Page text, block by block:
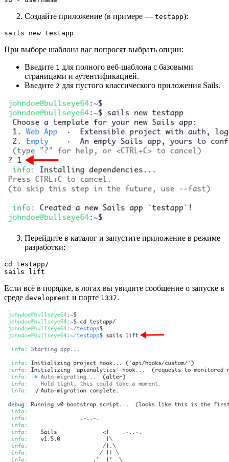
Создайте приложение (в примере — testapp):
sails new testapp
При выборе шаблона вас попросят выбрать опции:
Введите 1 для полного веб‑шаблона с базовыми
страницами и аутентификацией.
Введите 2 для пустого классического приложения Sails.
Перейдите в каталог и запустите приложение в режиме
разработки:
cd testapp/
sails lift
Если всё в порядке, в логах вы увидите сообщение о запуске в
среде development и порте 1337.